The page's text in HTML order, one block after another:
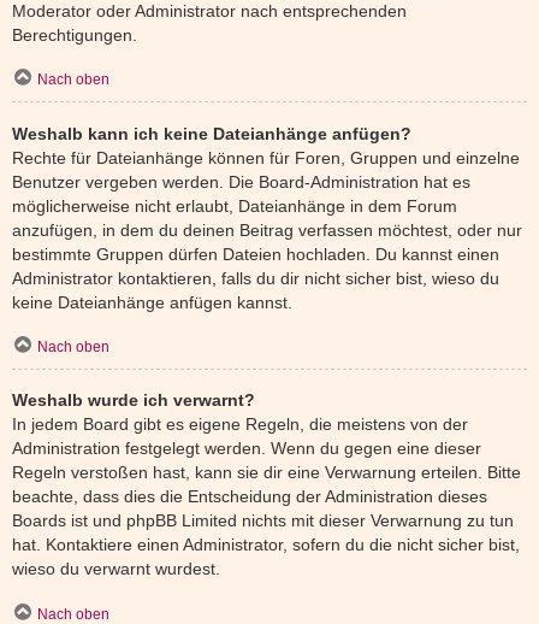
Moderator oder Administrator nach entsprechenden
Berechtigungen.
Nach oben
Weshalb kann ich keine Dateianhänge anfügen?
Rechte für Dateianhänge können für Foren, Gruppen und einzelne
Benutzer vergeben werden. Die Board-Administration hat es
möglicherweise nicht erlaubt, Dateianhänge in dem Forum
anzufügen, in dem du deinen Beitrag verfassen möchtest, oder nur
bestimmte Gruppen dürfen Dateien hochladen. Du kannst einen
Administrator kontaktieren, falls du dir nicht sicher bist, wieso du
keine Dateianhänge anfügen kannst.
Nach oben
Weshalb wurde ich verwarnt?
In jedem Board gibt es eigene Regeln, die meistens von der
Administration festgelegt werden. Wenn du gegen eine dieser
Regeln verstoßen hast, kann sie dir eine Verwarnung erteilen. Bitte
beachte, dass dies die Entscheidung der Administration dieses
Boards ist und phpBB Limited nichts mit dieser Verwarnung zu tun
hat. Kontaktiere einen Administrator, sofern du die nicht sicher bist,
wieso du verwarnt wurdest.
Nach oben